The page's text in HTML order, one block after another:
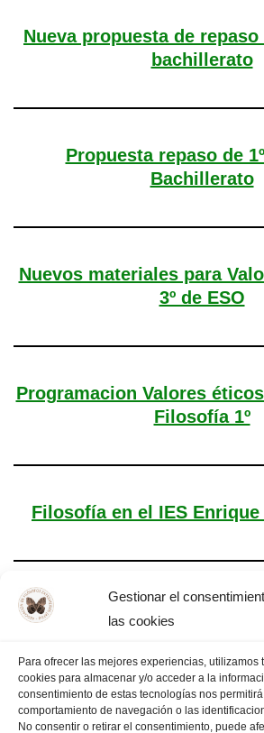
Gestionar el
las cookies
Para ofrecer las mejores experiencias, utilizamos
cookies para almacenar y/o acceder a la
consentimiento de estas tecnologías nos
comportamiento de navegación o las
No consentir o retirar el consentimiento, puede
Nueva propuesta de repaso
bachillerato
Propuesta repaso de
Bachillerato
Nuevos materiales para
3º de ESO
Programacion Valores
Filosofía 1º
Filosofía en el IES Enrique
¿Y tú, quién
1 2